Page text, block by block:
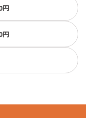
円
円